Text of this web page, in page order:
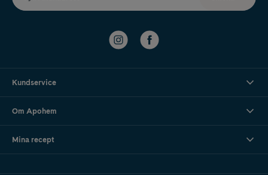
Kundservice
Om Apohem
Mina recept